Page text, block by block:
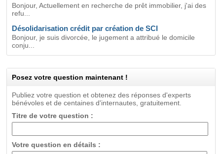
Bonjour, Actuellement en recherche de prêt immobilier, j'ai des
refu...
Désolidarisation crédit par création de SCI
Bonjour, je suis divorcée, le jugement a attribué le domicile
conju...
Posez votre question maintenant !
Publiez votre question et obtenez des réponses d'experts
bénévoles et de centaines d'internautes, gratuitement.
Titre de votre question :
Votre question en détails :